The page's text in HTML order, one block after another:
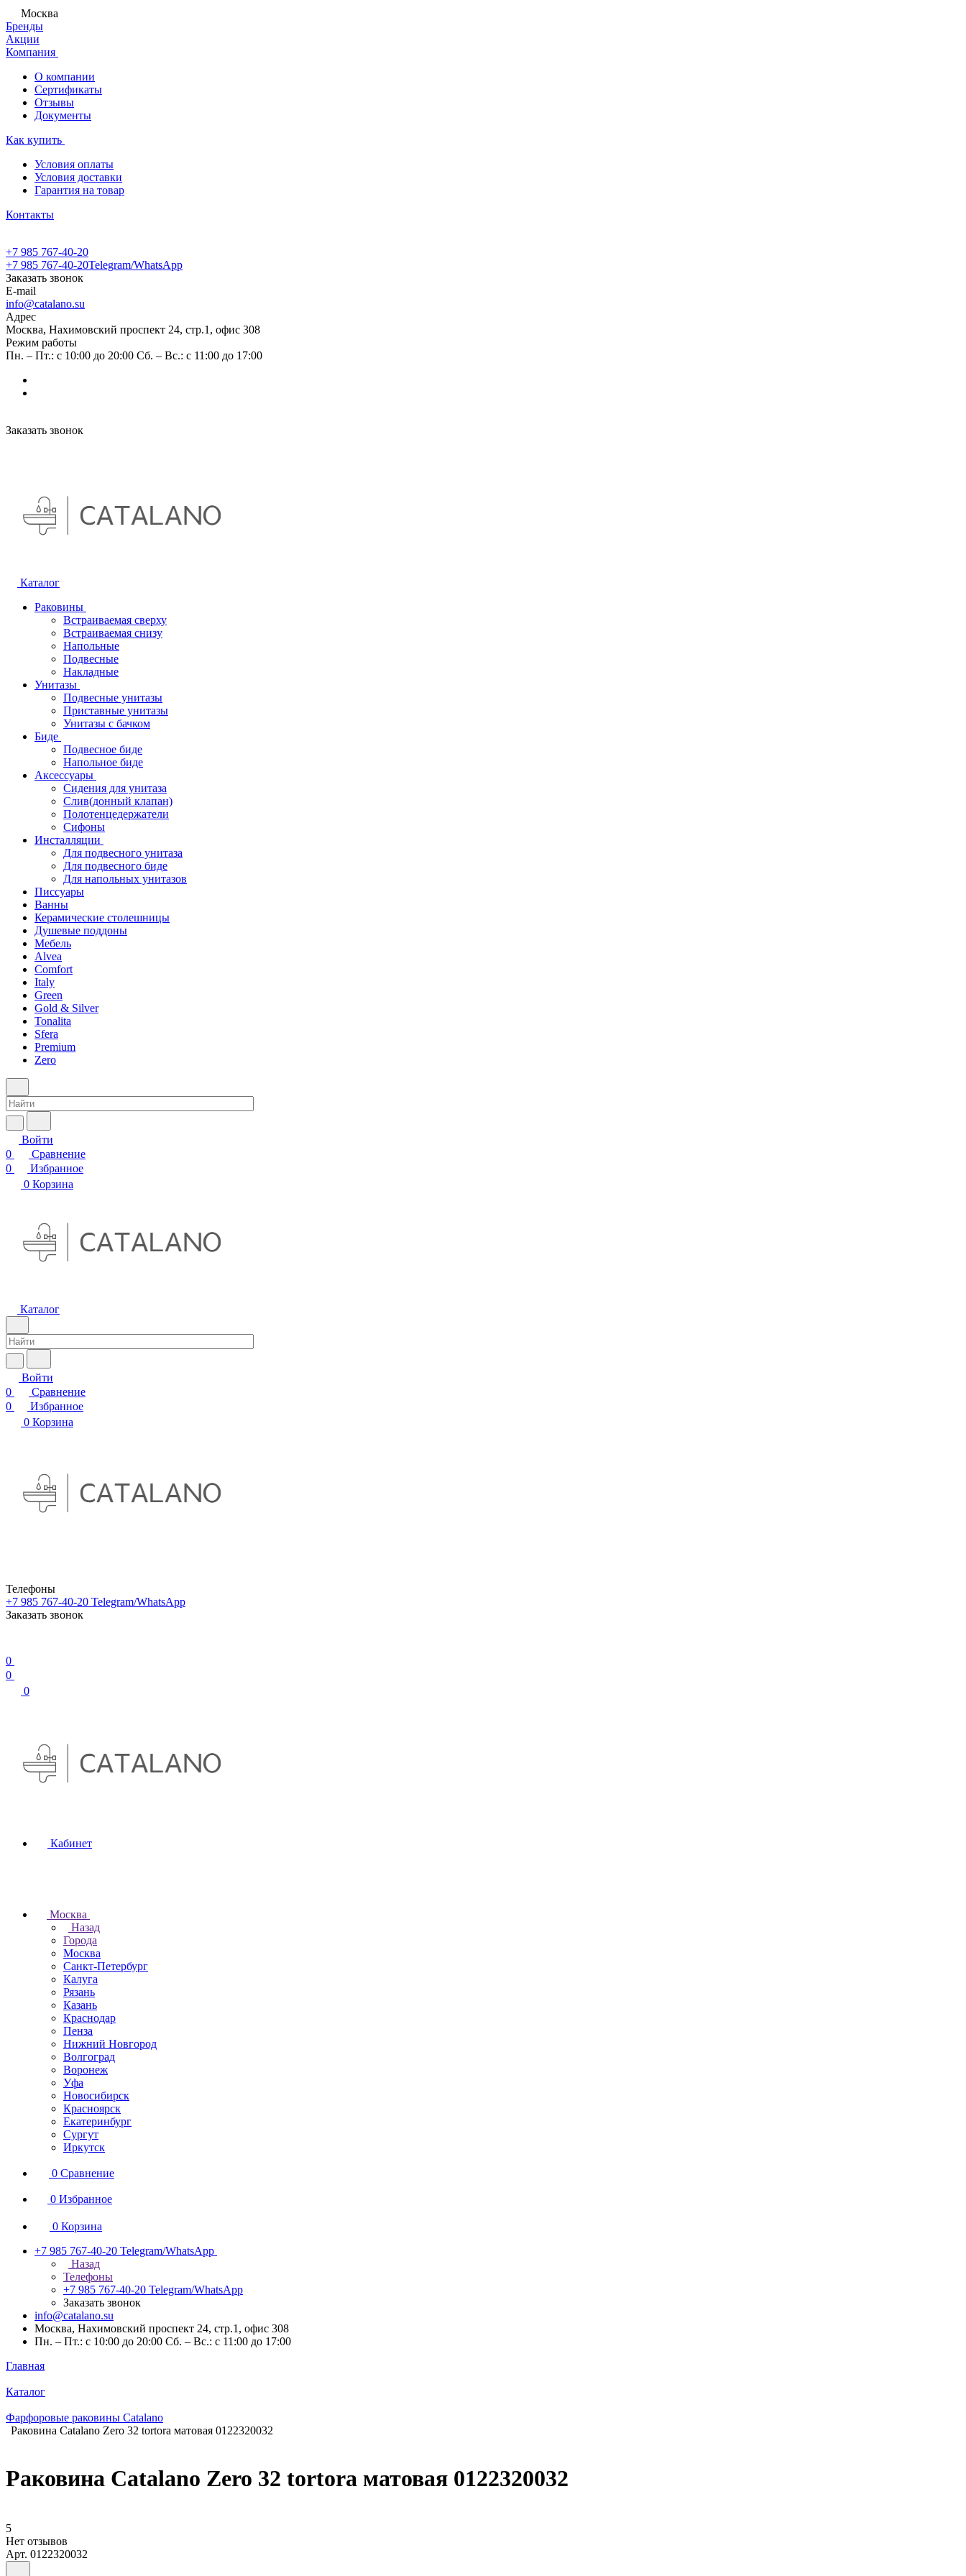
Москва
Бренды
Акции
Компания
О компании
Сертификаты
Отзывы
Документы
Как купить
Условия оплаты
Условия доставки
Гарантия на товар
Контакты
+7 985 767-40-20
+7 985 767-40-20Telegram/WhatsApp
Заказать звонок
E-mail
info@catalano.su
Адрес
Москва, Нахимовский проспект 24, стр.1, офис 308
Режим работы
Пн. – Пт.: с 10:00 до 20:00 Сб. – Вс.: с 11:00 до 17:00
Заказать звонок
Каталог
Раковины
Встраиваемая сверху
Встраиваемая снизу
Напольные
Подвесные
Накладные
Унитазы
Подвесные унитазы
Приставные унитазы
Унитазы с бачком
Биде
Подвесное биде
Напольное биде
Аксессуары
Сидения для унитаза
Слив(донный клапан)
Полотенцедержатели
Сифоны
Инсталляции
Для подвесного унитаза
Для подвесного биде
Для напольных унитазов
Писсуары
Ванны
Керамические столешницы
Душевые поддоны
Мебель
Alvea
Comfort
Italy
Green
Gold & Silver
Tonalita
Sfera
Premium
Zero
Войти
0
Сравнение
0
Избранное
0 Корзина
Каталог
Войти
0
Сравнение
0
Избранное
0 Корзина
Телефоны
+7 985 767-40-20 Telegram/WhatsApp
Заказать звонок
0
0
0
Кабинет
Москва
Назад
Города
Москва
Санкт-Петербург
Калуга
Рязань
Казань
Краснодар
Пенза
Нижний Новгород
Волгоград
Воронеж
Уфа
Новосибирск
Красноярск
Екатеринбург
Сургут
Иркутск
0 Сравнение
0 Избранное
0 Корзина
+7 985 767-40-20 Telegram/WhatsApp
Назад
Телефоны
+7 985 767-40-20 Telegram/WhatsApp
Заказать звонок
info@catalano.su
Москва, Нахимовский проспект 24, стр.1, офис 308
Пн. – Пт.: с 10:00 до 20:00 Сб. – Вс.: с 11:00 до 17:00
Главная
Каталог
Фарфоровые раковины Catalano
Раковина Catalano Zero 32 tortora матовая 0122320032
Раковина Catalano Zero 32 tortora матовая 0122320032
5
Нет отзывов
Арт. 0122320032